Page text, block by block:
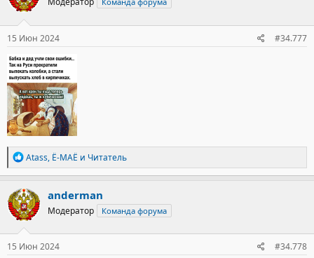
15 Июн 2024 #34.777
Р
е
а
к
ц
и
и
:
Atass, Ё-МАЁ и Читатель
anderman
Модератор Команда форума
15 Июн 2024 #34.778